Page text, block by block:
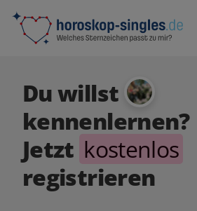
Du willst
kennenlernen?
Jetzt kostenlos
registrieren